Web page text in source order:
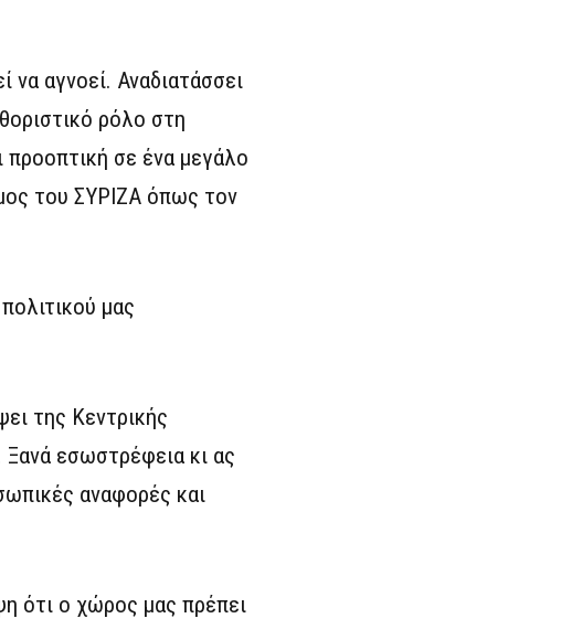
αγνοεί. Αναδιατάσσει
ρόλο στη
προοπτική σε ένα μεγάλο
του ΣΥΡΙΖΑ όπως τον
μας
της Κεντρικής
Ξανά εσωστρέφεια κι ας
αναφορές και
ότι ο χώρος μας πρέπει